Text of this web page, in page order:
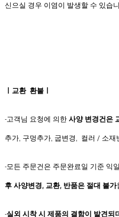
신으실 경우 이염이 발생할 수 있습
ㅣ교환 환불ㅣ
-고객님 요청에 의한사양 변경건은
추가, 구멍추가, 굽변경, 컬러 / 소재
-모든 주문건은 주문완료일 기준 익
후 사양변경, 교환, 반품은 절대 불가
-실외 시착 시 제품의 결함이 발견되